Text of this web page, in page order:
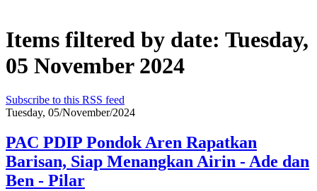
Items filtered by date: Tuesday,
05 November 2024
Subscribe to this RSS feed
Tuesday, 05/November/2024
PAC PDIP Pondok Aren Rapatkan
Barisan, Siap Menangkan Airin - Ade dan
Ben - Pilar